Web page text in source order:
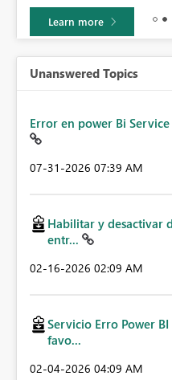
Learn more
Unanswered Topics
Error en power Bi
‎07-31-2026 07:39 AM
Habilitar y desactivar
entr...
‎02-16-2026 02:09 AM
Servicio Erro Power
favo...
‎02-04-2026 04:09 AM